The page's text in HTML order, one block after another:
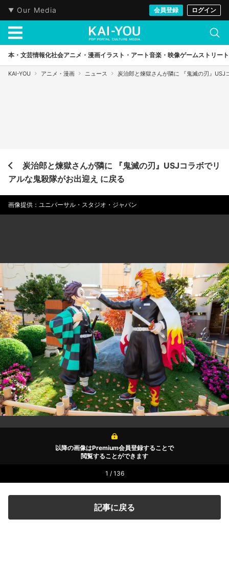
Our Media 会員登録 ログイン
本・文芸情報化社会アニメ・漫画イラスト・アート音楽・映像ゲームストリート
KAI-YOU アニメ・漫画 ニュース 炭治郎と煉獄さんが隣に 『鬼滅の刃』USJ
炭治郎と煉獄さんが隣に 『鬼滅の刃』USJコラボでリ
アルな鬼殺隊がお出迎え に戻る
画像提供：ユニバーサル・スタジオ・ジャパン
以降の画像はPremium会員登録することで
閲覧することができます
1 / 136
記事に戻る